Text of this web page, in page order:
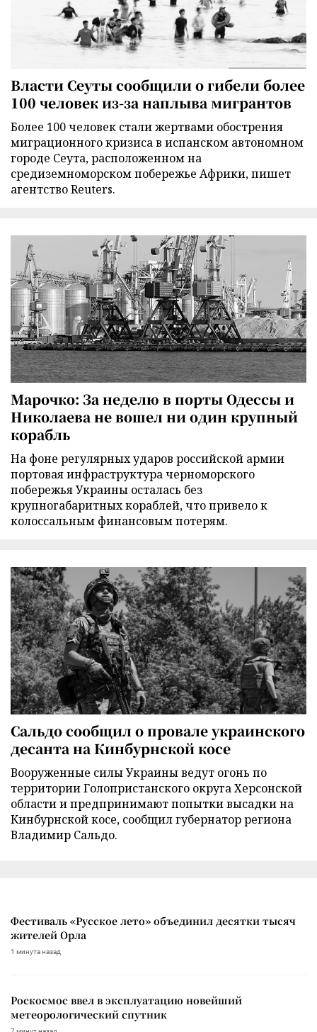
Власти Сеуты сообщили о гибели более
100 человек из-за наплыва мигрантов
Более 100 человек стали жертвами обострения
миграционного кризиса в испанском автономном
городе Сеута, расположенном на
средиземноморском побережье Африки, пишет
агентство Reuters.
Марочко: За неделю в порты Одессы и
Николаева не вошел ни один крупный
корабль
На фоне регулярных ударов российской армии
портовая инфраструктура черноморского
побережья Украины осталась без
крупногабаритных кораблей, что привело к
колоссальным финансовым потерям.
Сальдо сообщил о провале украинского
десанта на Кинбурнской косе
Вооруженные силы Украины ведут огонь по
территории Голопристанского округа Херсонской
области и предпринимают попытки высадки на
Кинбурнской косе, сообщил губернатор региона
Владимир Сальдо.
Фестиваль «Русское лето» объединил десятки тысяч
жителей Орла
1 минута назад
Роскосмос ввел в эксплуатацию новейший
метеорологический спутник